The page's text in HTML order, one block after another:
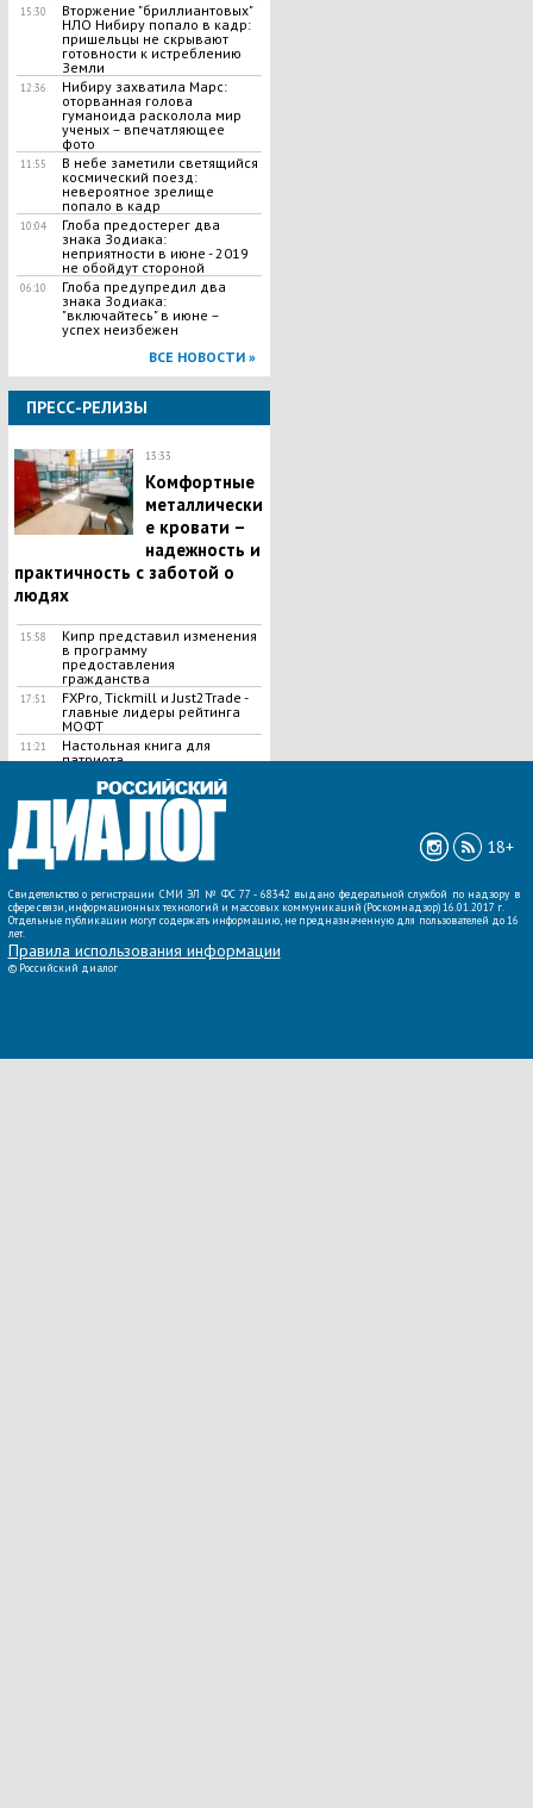
15:30
Вторжение "бриллиантовых"
НЛО Нибиру попало в кадр:
пришельцы не скрывают
готовности к истреблению
Земли
12:36
Нибиру захватила Марс:
оторванная голова
гуманоида расколола мир
ученых – впечатляющее
фото
11:55
В небе заметили светящийся
космический поезд:
невероятное зрелище
попало в кадр
10:04
Глоба предостерег два
знака Зодиака:
неприятности в июне - 2019
не обойдут стороной
06:10
Глоба предупредил два
знака Зодиака:
"включайтесь" в июне –
успех неизбежен
ВСЕ НОВОСТИ »
ПРЕСС-РЕЛИЗЫ
13:33
Комфортные
металлически
е кровати –
надежность и
практичность с заботой о
людях
15:58
Кипр представил изменения
в программу
предоставления
гражданства
17:51
FXPro, Tickmill и Just2Trade -
главные лидеры рейтинга
МОФТ
11:21
Настольная книга для
патриота
ВСЕ НОВОСТИ »
18+
Свидетельство о регистрации СМИ ЭЛ № ФС 77 - 68342 выдано федеральной службой по надзору в
сфере связи, информационных технологий и массовых коммуникаций (Роскомнадзор) 16.01.2017 г.
Отдельные публикации могут содержать информацию, не предназначенную для пользователей до 16
лет.
Правила использования информации
© Российский диалог